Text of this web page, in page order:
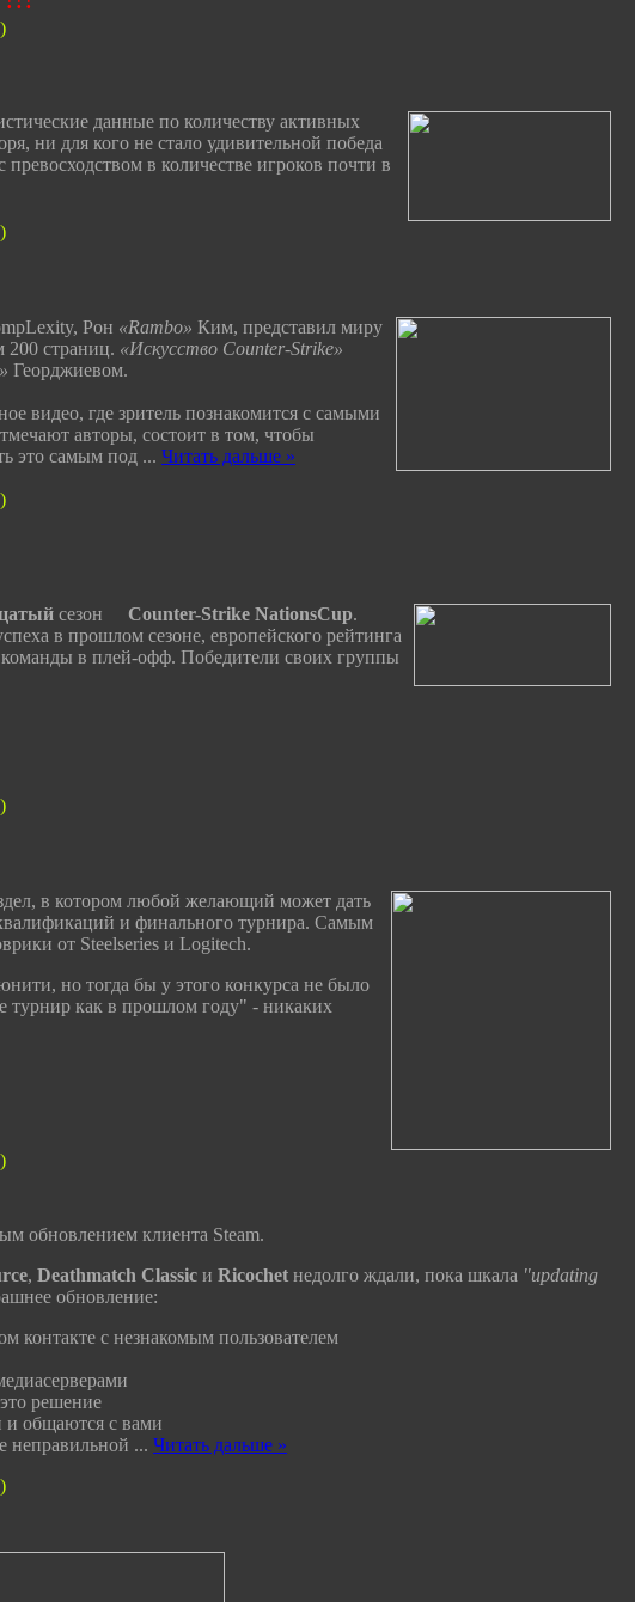
данные по количеству активных
ни для кого не стало удивительной победа
превосходством в количестве игроков почти в
Рон «Rambo» Ким, представил миру
200 страниц. «Искусство Counter-Strike»
Георджиевом.
видео, где зритель познакомится с самыми
авторы, состоит в том, чтобы
это самым под ... Читать дальше »
сезон Counter-Strike NationsCup.
в прошлом сезоне, европейского рейтинга
в плей-офф. Победители своих группы
в котором любой желающий может дать
и финального турнира. Самым
от Steelseries и Logitech.
но тогда бы у этого конкурса не было
турнир как в прошлом году" - никаких
обновлением клиента Steam.
, Deathmatch Classic и Ricochet недолго ждали, пока шкала "updating
обновление:
с незнакомым пользователем
решение
и общаются с вами
неправильной ... Читать дальше »